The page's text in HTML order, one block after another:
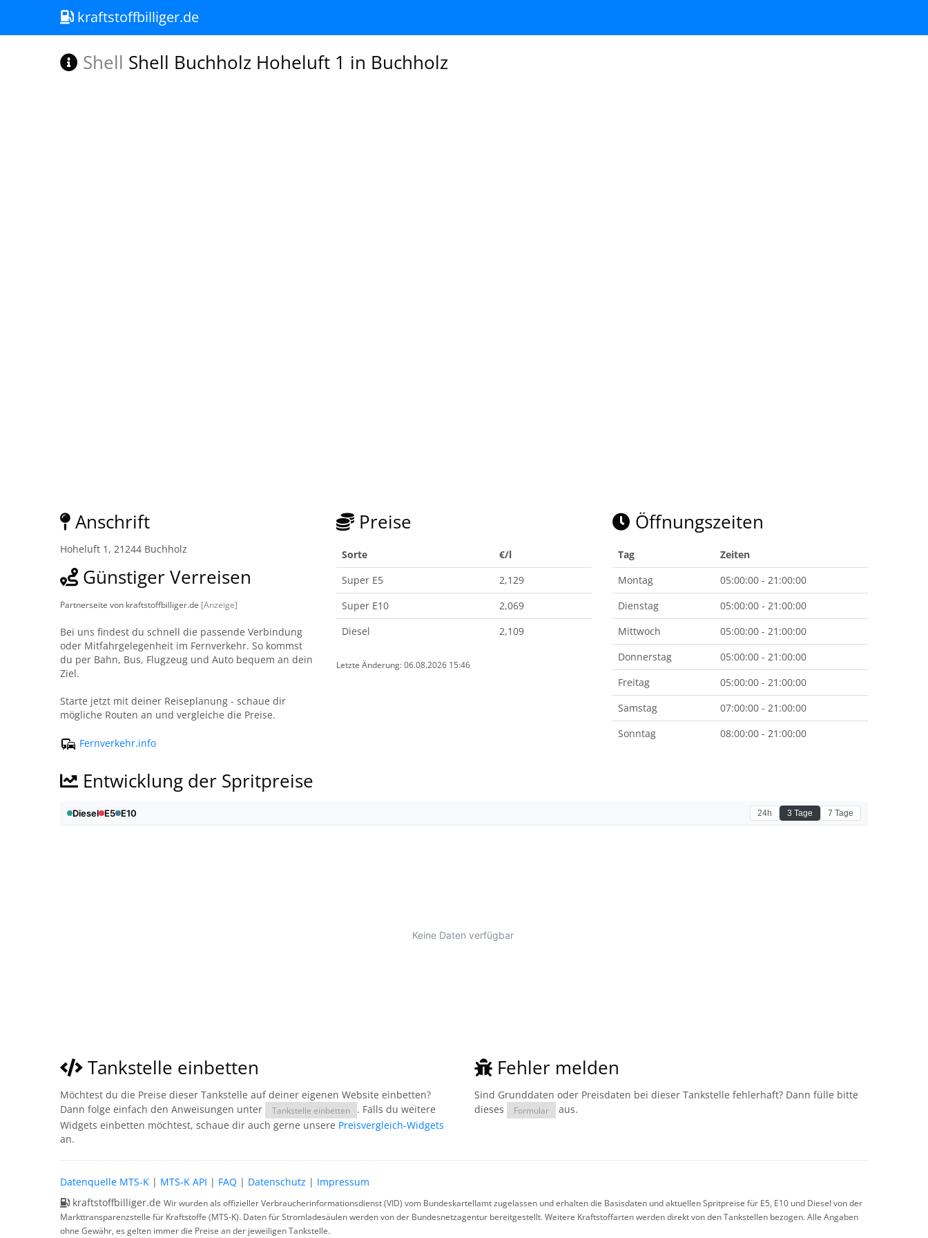
kraftstoffbilliger.de
Shell Shell Buchholz Hoheluft 1 in Buchholz
Anschrift
Hoheluft 1, 21244 Buchholz
Günstiger Verreisen
Partnerseite von kraftstoffbilliger.de [Anzeige]
Bei uns findest du schnell die passende Verbindung
oder Mitfahrgelegenheit im Fernverkehr. So kommst
du per Bahn, Bus, Flugzeug und Auto bequem an dein
Ziel.
Starte jetzt mit deiner Reiseplanung - schaue dir
mögliche Routen an und vergleiche die Preise.
Fernverkehr.info
Preise
Sorte
€/l
Super E5
2,129
Super E10
2,069
Diesel
2,109
Letzte Änderung: 06.08.2026 15:46
Öffnungszeiten
Tag
Zeiten
Montag
05:00:00 - 21:00:00
Dienstag
05:00:00 - 21:00:00
Mittwoch
05:00:00 - 21:00:00
Donnerstag
05:00:00 - 21:00:00
Freitag
05:00:00 - 21:00:00
Samstag
07:00:00 - 21:00:00
Sonntag
08:00:00 - 21:00:00
Entwicklung der Spritpreise
Tankstelle einbetten
Möchtest du die Preise dieser Tankstelle auf deiner eigenen Website einbetten?
Dann folge einfach den Anweisungen unter
Tankstelle einbetten
. Falls du weitere
Widgets einbetten möchtest, schaue dir auch gerne unsere Preisvergleich-Widgets
an.
Fehler melden
Sind Grunddaten oder Preisdaten bei dieser Tankstelle fehlerhaft? Dann fülle bitte
dieses
Formular aus.
Datenquelle MTS-K | MTS-K API | FAQ | Datenschutz | Impressum
kraftstoffbilliger.de Wir wurden als offizieller Verbraucherinformationsdienst (VID) vom Bundeskartellamt zugelassen und erhalten die Basisdaten und aktuellen Spritpreise für E5, E10 und Diesel von der
Markttransparenzstelle für Kraftstoffe (MTS-K). Daten für Stromladesäulen werden von der Bundesnetzagentur bereitgestellt. Weitere Kraftstoffarten werden direkt von den Tankstellen bezogen. Alle Angaben
ohne Gewähr, es gelten immer die Preise an der jeweiligen Tankstelle.